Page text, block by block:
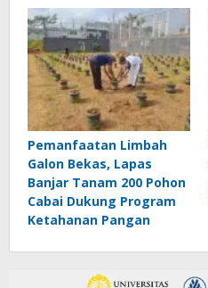
Pemanfaatan Limbah
Galon Bekas, Lapas
Banjar Tanam 200 Pohon
Cabai Dukung Program
Ketahanan Pangan